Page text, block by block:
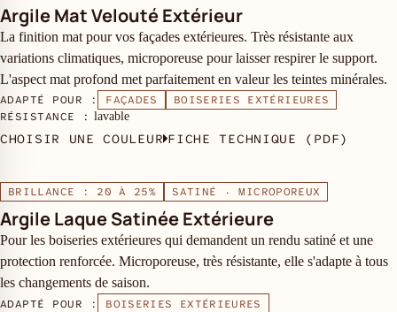
Argile Mat Velouté Extérieur
La finition mat pour vos façades extérieures. Très résistante aux
variations climatiques, microporeuse pour laisser respirer le support.
L'aspect mat profond met parfaitement en valeur les teintes minérales.
ADAPTÉ POUR : FAÇADES
BOISERIES EXTÉRIEURES
RÉSISTANCE : lavable
CHOISIR UNE COULEUR FICHE TECHNIQUE (PDF)
BRILLANCE : 20 À 25% SATINÉ · MICROPOREUX
Argile Laque Satinée Extérieure
Pour les boiseries extérieures qui demandent un rendu satiné et une
protection renforcée. Microporeuse, très résistante, elle s'adapte à tous
les changements de saison.
ADAPTÉ POUR :
BOISERIES EXTÉRIEURES